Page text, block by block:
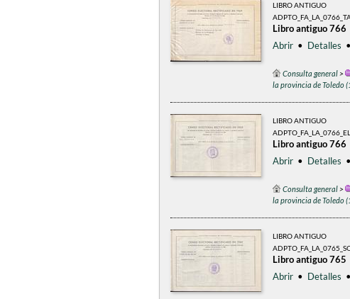
LIBRO ANTIGUO
Libro antiguo 766
Abrir • Detalles •
Consulta general>
la provincia de Toledo
LIBRO ANTIGUO
Libro antiguo 766
Abrir • Detalles •
Consulta general>
la provincia de Toledo
LIBRO ANTIGUO
Libro antiguo 765
Abrir • Detalles •